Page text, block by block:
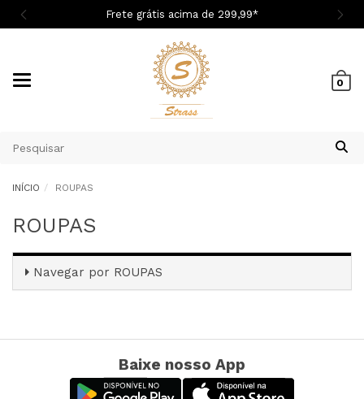
Frete grátis acima de 299,99*
0
INÍCIO ROUPAS
ROUPAS
Navegar por ROUPAS
Baixe nosso App